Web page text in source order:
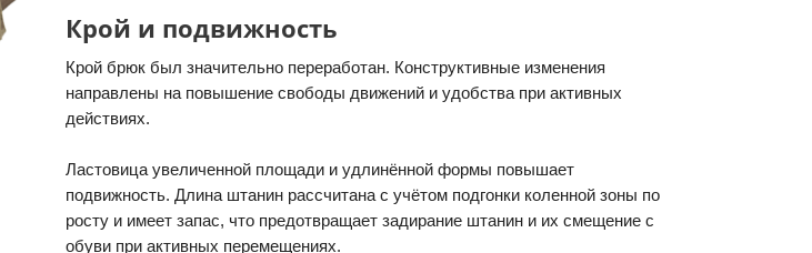
Крой и подвижность
Крой брюк был значительно переработан. Конструктивные изменения
направлены на повышение свободы движений и удобства при активных
действиях.
Ластовица увеличенной площади и удлинённой формы повышает
подвижность. Длина штанин рассчитана с учётом подгонки коленной зоны по
росту и имеет запас, что предотвращает задирание штанин и их смещение с
обуви при активных перемещениях.